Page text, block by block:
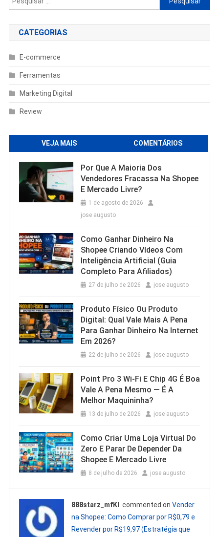
por:
CATEGORIAS
E-commerce
Ferramentas
Marketing Digital
Review
VEJA MAIS COMENTÁRIOS
Por Que A Maioria Dos
Vendedores Fracassa Na Shopee
E Mercado Livre?
1 de agosto de 2026
jose augusto
Como Ganhar Dinheiro Na
Shopee Criando Vídeos Com
Inteligência Artificial (Guia
Completo Para Afiliados)
27 de julho de 2026 jose augusto
Produto Físico Ou Produto
Digital: Qual Vale Mais A Pena
Para Ganhar Dinheiro Na Internet
Em 2026?
22 de julho de 2026 jose augusto
Point Pro 3 Wi‑Fi E Chip 4G É Boa
Vale A Pena Mesmo — É A
Melhor Maquininha?
13 de julho de 2026 jose augusto
Como Criar Uma Loja Virtual Do
Zero E Parar De Depender Da
Shopee E Mercado Livre
8 de julho de 2026 jose augusto
888starz_mfKl commented onVender
na Shopee: Como Comprar por R$0,79 e
Revender por R$19,97 (Estratégia que